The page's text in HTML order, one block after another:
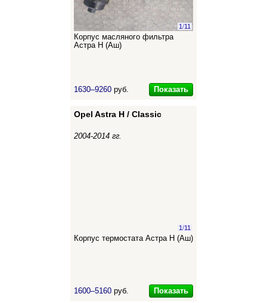
1/11
Корпус масляного фильтра
Астра Н (Аш)
1630–9260 руб. Показать
Opel Astra H / Classic
2004-2014 гг.
1/11
Корпус термостата Астра Н (Аш)
1600–5160 руб. Показать